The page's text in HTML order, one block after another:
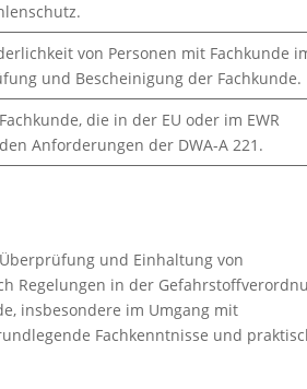
von Personen mit Fachkunde
und Bescheinigung der Fachkunde.
die in der EU oder im EWR
Anforderungen der DWA-A 221.
und Einhaltung von
Regelungen in der
insbesondere im Umgang mit
Fachkenntnisse und